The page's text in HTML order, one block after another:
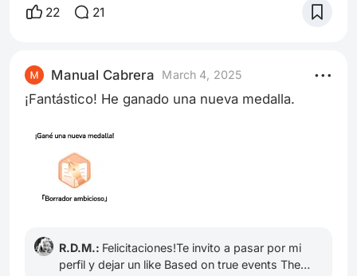
desierto de Arrakis en busca de refugio. El sol
caminaban, Paul y Jessica se mantuvieron
alertas, sabiendo que el desierto era un lugar
peligroso y lleno de trampas. De repente,
22 21
Manual Cabrera March 4, 2025
¡Fantástico! He ganado una nueva medalla.
R.D.M.: Felicitaciones!Te invito a pasar por mi
perfil y dejar un like Based on true events The